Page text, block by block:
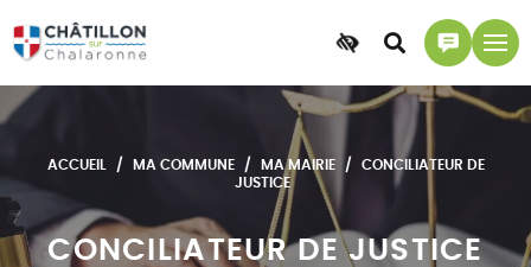
Accessibilité
Accéder
à
recherche
Accéder
à
contact
ACCUEIL MA COMMUNE MA MAIRIE
CONCILIATEUR DE
JUSTICE
CONCILIATEUR DE JUSTICE